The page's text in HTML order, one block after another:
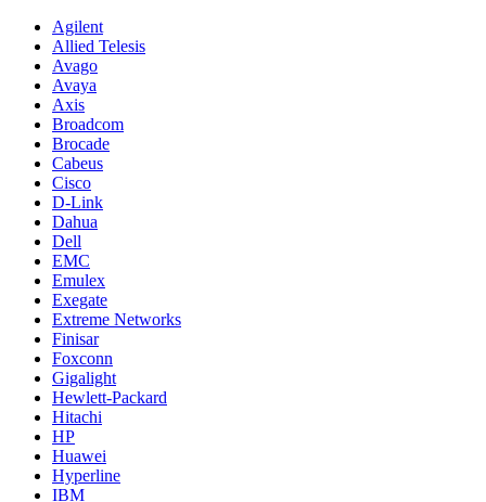
Agilent
Allied Telesis
Avago
Avaya
Axis
Broadcom
Brocade
Cabeus
Cisco
D-Link
Dahua
Dell
EMC
Emulex
Exegate
Extreme Networks
Finisar
Foxconn
Gigalight
Hewlett-Packard
Hitachi
HP
Huawei
Hyperline
IBM